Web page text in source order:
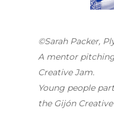
©Sarah Packer,
A mentor
Creative Jam.
Young people
the Gijón Creative